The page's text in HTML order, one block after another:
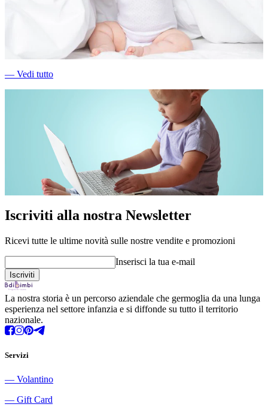
― Vedi tutto
Iscriviti alla nostra Newsletter
Ricevi tutte le ultime novità sulle nostre vendite e promozioni
Inserisci la tua e-mail
La nostra storia è un percorso aziendale che germoglia da una lunga
esperienza nel settore infanzia e si diffonde su tutto il territorio
nazionale.
Servizi
― Volantino
― Gift Card